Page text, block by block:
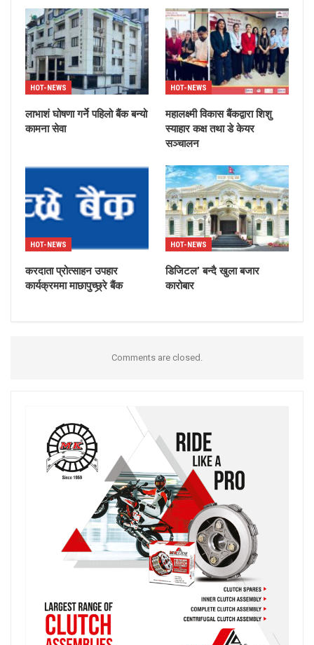
HOT-NEWS
लाभाशं घोषणा गर्ने पहिलो बैंक बन्यो
कामना सेवा
HOT-NEWS
महालक्ष्मी विकास बैंकद्वारा शिशु
स्याहार कक्ष तथा डे केयर
सञ्चालन
HOT-NEWS
करदाता प्रोत्साहन उपहार
कार्यक्रममा माछापुच्छ्र्रे बैंक
HOT-NEWS
डिजिटल’ बन्दै खुला बजार
कारोबार
Comments are closed.